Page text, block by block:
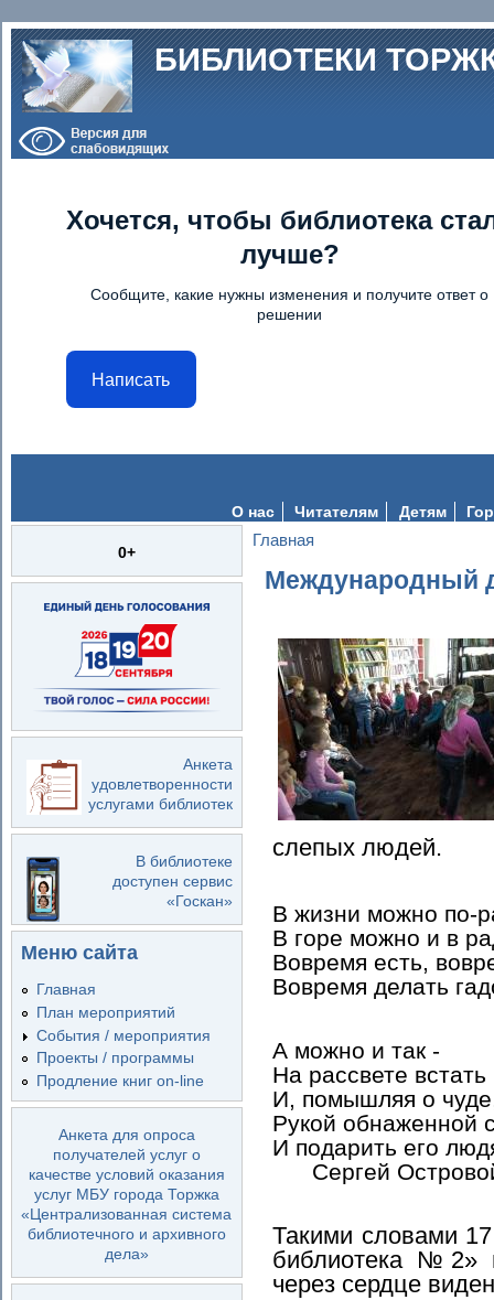
Перейти к основному содержанию
БИБЛИОТЕКИ
Хочется, чтобы библиотека
лучше?
Сообщите, какие нужны изменения и получите ответ о
решении
Написать
О нас Читателям Детям
0+
Анкета
удовлетворенности
услугами библиотек
В библиотеке
доступен сервис
«Госкан»
Меню сайта
Главная
План мероприятий
События / мероприятия
Проекты / программы
Продление книг on-line
Анкета для опроса
получателей услуг о
качестве условий оказания
услуг МБУ города Торжка
«Централизованная система
библиотечного и архивного
дела»
Вы здесь
Главная
Международный
слепых людей.
В жизни можно по-
В горе можно и в
Вовремя есть,
Вовремя делать
А можно и так -
На рассвете встать
И, помышляя о
Рукой обнаженной
И подарить его
Сергей
Такими словами
библиотека №2»
через сердце